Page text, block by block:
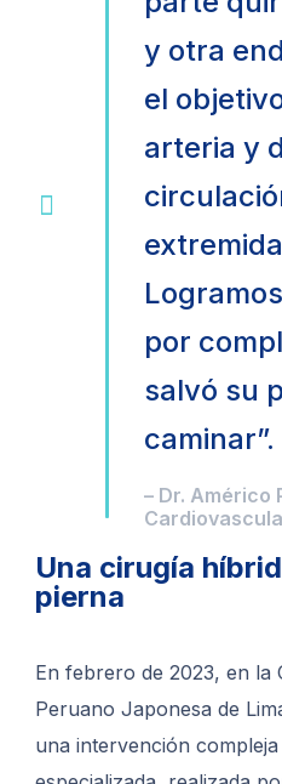
y otra
el
arteria y
por
salvó su
caminar”.
– Dr. Américo
Una cirugía
pierna
En febrero de 2023, en la
Peruano Japonesa de
una intervención